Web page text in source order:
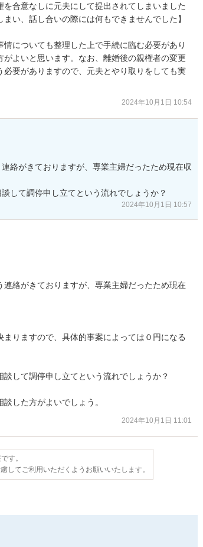
合意なしに元夫にして提出されてしまいました
い、話し合いの際には何もできませんでした】
についても整理した上で手続に臨む必要があり
よいと思います。なお、離婚後の親権者の変更
要がありますので、元夫とやり取りをしても実
2024年10月1日 10:54
絡がきておりますが、専業主婦だったため現在収
して調停申し立てという流れでしょうか？
2024年10月1日 10:57
絡がきておりますが、専業主婦だったため現在
りますので、具体的事案によっては０円になる
して調停申し立てという流れでしょうか？
した方がよいでしょう。
2024年10月1日 11:01
す。
してご利用いただくようお願いいたします。